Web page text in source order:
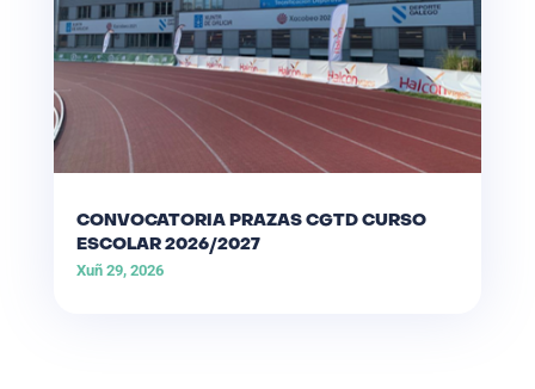
CONVOCATORIA PRAZAS CGTD CURSO
ESCOLAR 2026/2027
Xuñ 29, 2026